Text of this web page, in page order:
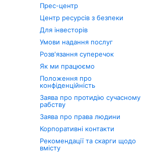
Прес-центр
Центр ресурсів з безпеки
Для інвесторів
Умови надання послуг
Розв'язання суперечок
Як ми працюємо
Положення про
конфіденційність
Заява про протидію сучасному
рабству
Заява про права людини
Корпоративні контакти
Рекомендації та скарги щодо
вмісту